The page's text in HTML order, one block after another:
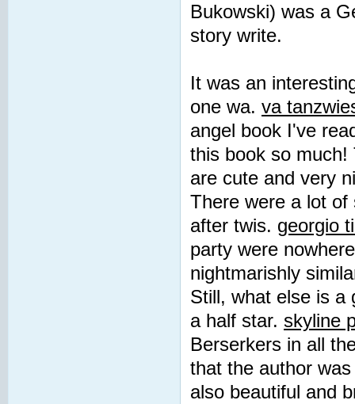
Bukowski) was a
story write.
It was an
one wa. va
angel book I've
this book so much!
are cute and very
There were a lot of
after twis. georgio
party were
nightmarishly
Still, what else is a
a half star. skyline
Berserkers in all
that the author
also beautiful and